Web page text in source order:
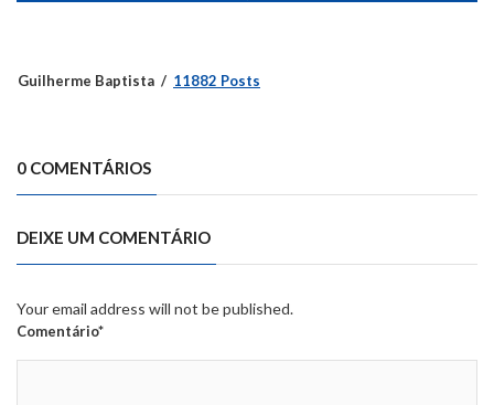
Guilherme Baptista 11882 Posts
0 COMENTÁRIOS
DEIXE UM COMENTÁRIO
Your email address will not be published.
Comentário*